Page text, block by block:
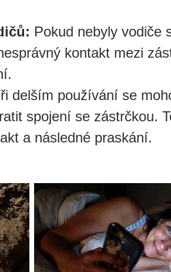
Pokud nebyly vodiče
kontakt mezi
delším používání se
spojení se zástrčkou.
a následné praskání.